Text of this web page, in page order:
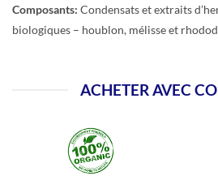
Composants: Condensats et extraits
biologiques – houblon, mélisse et
ACHETER AVEC